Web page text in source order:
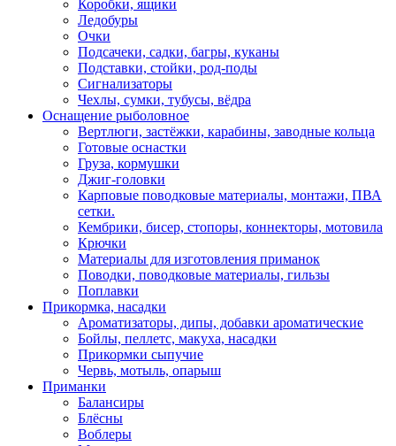
Коробки, ящики
Ледобуры
Очки
Подсачеки, садки, багры, куканы
Подставки, стойки, род-поды
Сигнализаторы
Чехлы, сумки, тубусы, вёдра
Оснащение рыболовное
Вертлюги, застёжки, карабины, заводные кольца
Готовые оснастки
Груза, кормушки
Джиг-головки
Карповые поводковые материалы, монтажи, ПВА
сетки.
Кембрики, бисер, стопоры, коннекторы, мотовила
Крючки
Материалы для изготовления приманок
Поводки, поводковые материалы, гильзы
Поплавки
Прикормка, насадки
Ароматизаторы, дипы, добавки ароматические
Бойлы, пеллетс, макуха, насадки
Прикормки сыпучие
Червь, мотыль, опарыш
Приманки
Балансиры
Блёсны
Воблеры